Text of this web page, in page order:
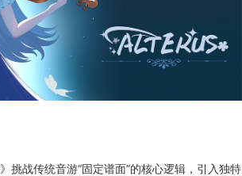
挑战传统音游“固定谱面”的核心逻辑，引入独特